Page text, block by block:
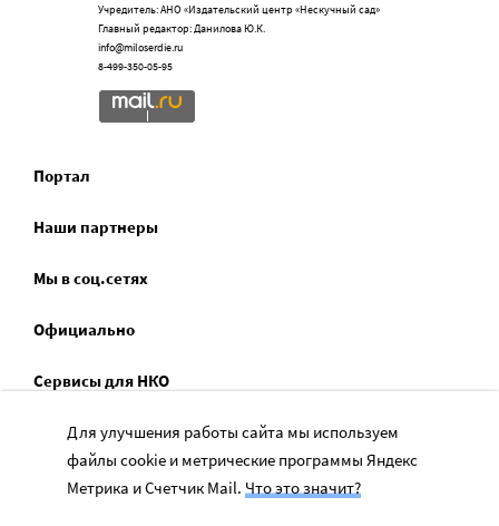
Учредитель: АНО «Издательский центр «Нескучный сад»
Главный редактор: Данилова Ю.К.
info@miloserdie.ru
8-499-350-05-95
Портал
Наши партнеры
Мы в соц.сетях
Официально
Сервисы для НКО
Спецпроекты
Социальное служение
Для улучшения работы сайта мы используем
файлы cookie и метрические программы Яндекс
Метрика и Счетчик Mail. Что это значит?